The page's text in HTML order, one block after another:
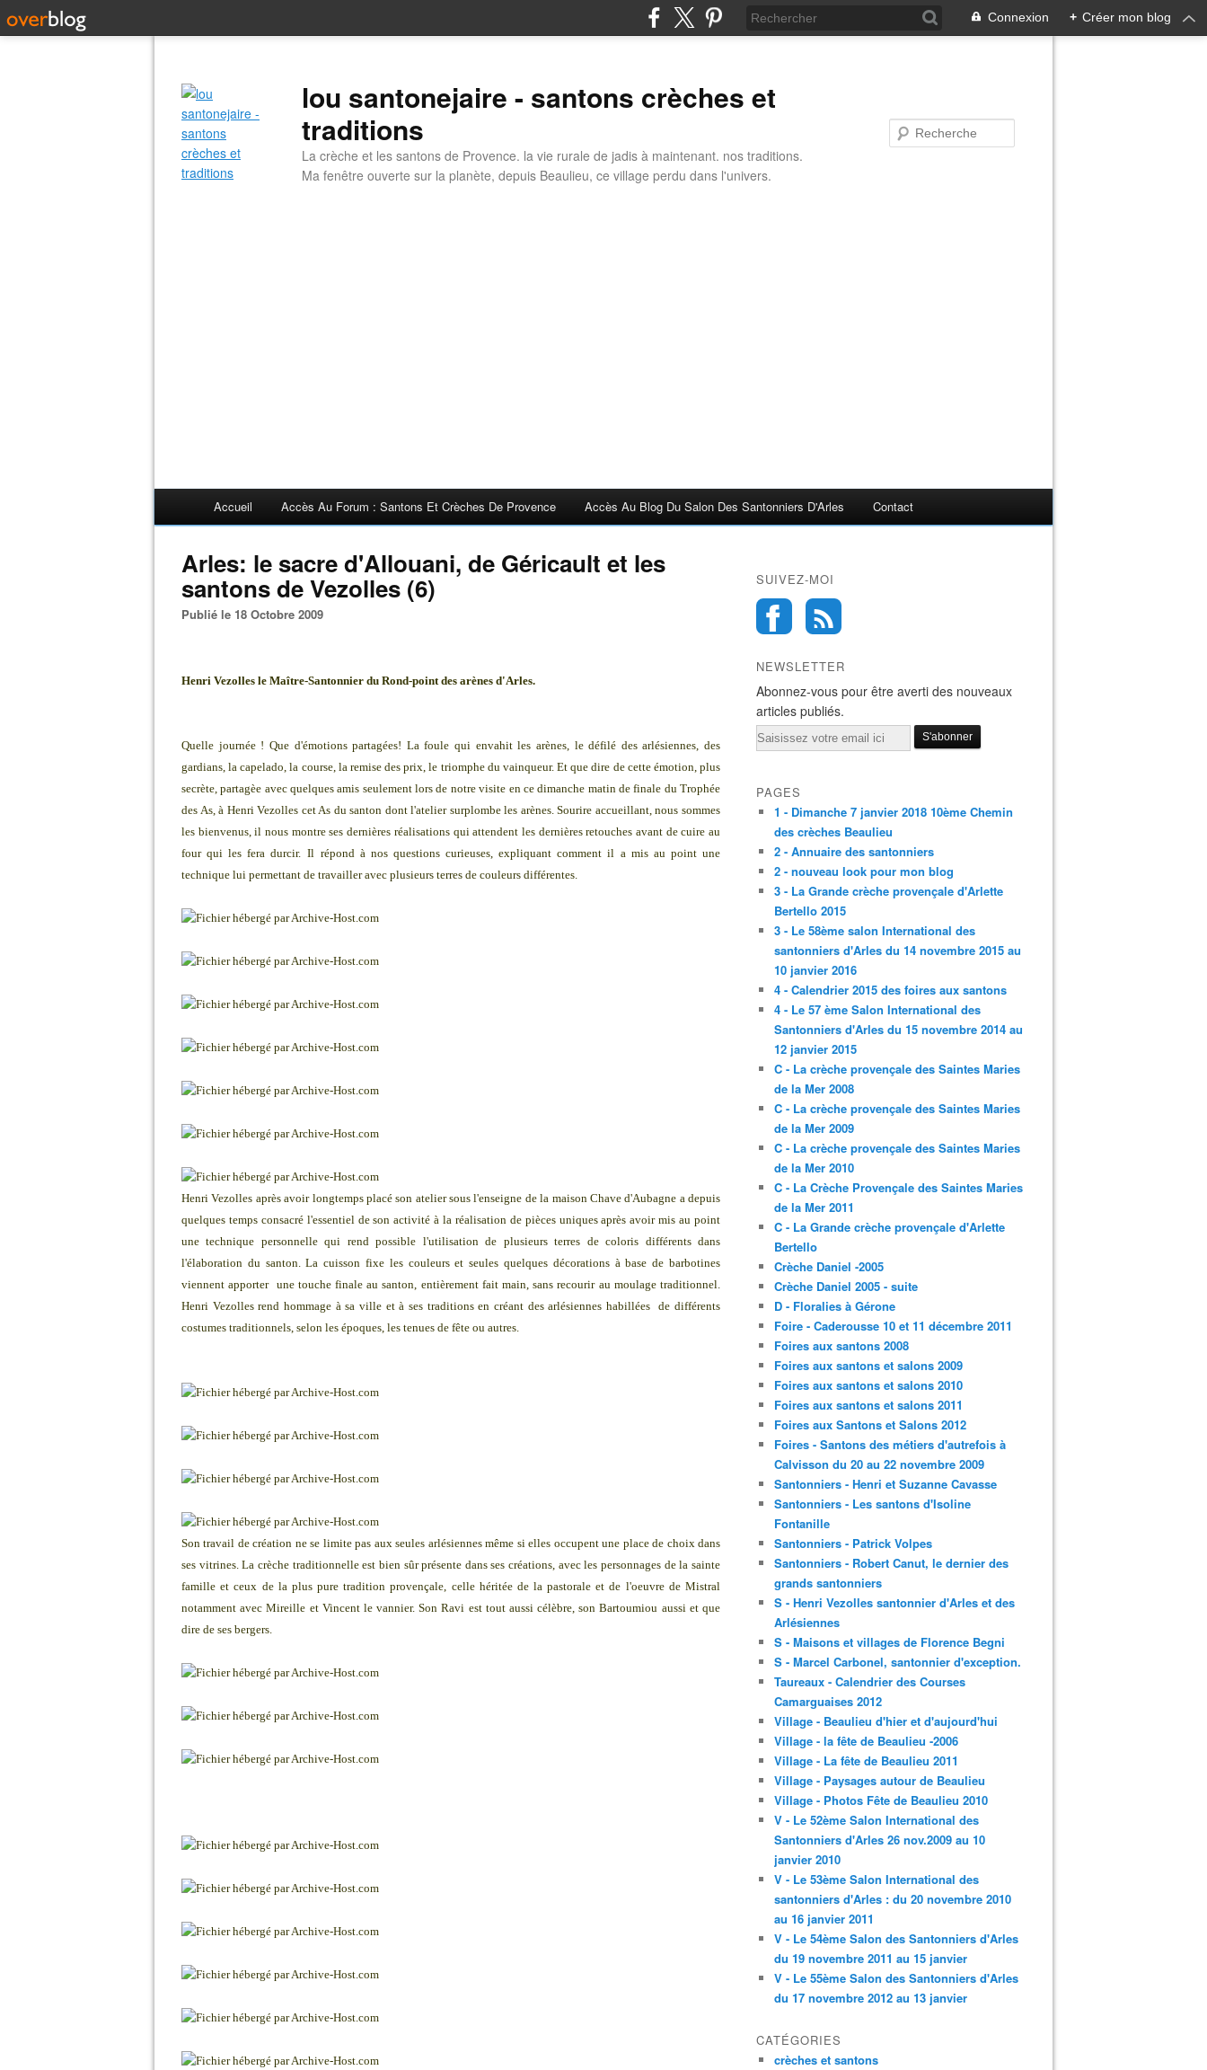
Connexion + Créer mon blog
lou santonejaire - santons crèches et
traditions
La crèche et les santons de Provence. la vie rurale de jadis à maintenant. nos traditions.
Ma fenêtre ouverte sur la planète, depuis Beaulieu, ce village perdu dans l'univers.
Accueil Accès Au Forum : Santons Et Crèches De Provence Accès Au Blog Du Salon Des Santonniers D'Arles Contact
Arles: le sacre d'Allouani, de Géricault et les
santons de Vezolles (6)
Publié le 18 Octobre 2009
Henri Vezolles le Maître-Santonnier du Rond-point des arènes d'Arles.
Quelle journée ! Que d'émotions partagées! La foule qui envahit les arènes, le défilé des arlésiennes, des
gardians, la capelado, la course, la remise des prix, le triomphe du vainqueur. Et que dire de cette émotion, plus
secrète, partagèe avec quelques amis seulement lors de notre visite en ce dimanche matin de finale du Trophée
des As, à Henri Vezolles cet As du santon dont l'atelier surplombe les arènes. Sourire accueillant, nous sommes
les bienvenus, il nous montre ses dernières réalisations qui attendent les dernières retouches avant de cuire au
four qui les fera durcir. Il répond à nos questions curieuses, expliquant comment il a mis au point une
technique lui permettant de travailler avec plusieurs terres de couleurs différentes.
Henri Vezolles après avoir longtemps placé son atelier sous l'enseigne de la maison Chave d'Aubagne a depuis
quelques temps consacré l'essentiel de son activité à la réalisation de pièces uniques après avoir mis au point
une technique personnelle qui rend possible l'utilisation de plusieurs terres de coloris différents dans
l'élaboration du santon. La cuisson fixe les couleurs et seules quelques décorations à base de barbotines
viennent apporter une touche finale au santon, entièrement fait main, sans recourir au moulage traditionnel.
Henri Vezolles rend hommage à sa ville et à ses traditions en créant des arlésiennes habillées de différents
costumes traditionnels, selon les époques, les tenues de fête ou autres.
Son travail de création ne se limite pas aux seules arlésiennes même si elles occupent une place de choix dans
ses vitrines. La crèche traditionnelle est bien sûr présente dans ses créations, avec les personnages de la sainte
famille et ceux de la plus pure tradition provençale, celle héritée de la pastorale et de l'oeuvre de Mistral
notamment avec Mireille et Vincent le vannier. Son Ravi est tout aussi célèbre, son Bartoumiou aussi et que
dire de ses bergers.
SUIVEZ-MOI
NEWSLETTER
Abonnez-vous pour être averti des nouveaux
articles publiés.
Email
PAGES
1 - Dimanche 7 janvier 2018 10ème Chemin
des crèches Beaulieu
2 - Annuaire des santonniers
2 - nouveau look pour mon blog
3 - La Grande crèche provençale d'Arlette
Bertello 2015
3 - Le 58ème salon International des
santonniers d'Arles du 14 novembre 2015 au
10 janvier 2016
4 - Calendrier 2015 des foires aux santons
4 - Le 57 ème Salon International des
Santonniers d'Arles du 15 novembre 2014 au
12 janvier 2015
C - La crèche provençale des Saintes Maries
de la Mer 2008
C - La crèche provençale des Saintes Maries
de la Mer 2009
C - La crèche provençale des Saintes Maries
de la Mer 2010
C - La Crèche Provençale des Saintes Maries
de la Mer 2011
C - La Grande crèche provençale d'Arlette
Bertello
Crèche Daniel -2005
Crèche Daniel 2005 - suite
D - Floralies à Gérone
Foire - Caderousse 10 et 11 décembre 2011
Foires aux santons 2008
Foires aux santons et salons 2009
Foires aux santons et salons 2010
Foires aux santons et salons 2011
Foires aux Santons et Salons 2012
Foires - Santons des métiers d'autrefois à
Calvisson du 20 au 22 novembre 2009
Santonniers - Henri et Suzanne Cavasse
Santonniers - Les santons d'Isoline
Fontanille
Santonniers - Patrick Volpes
Santonniers - Robert Canut, le dernier des
grands santonniers
S - Henri Vezolles santonnier d'Arles et des
Arlésiennes
S - Maisons et villages de Florence Begni
S - Marcel Carbonel, santonnier d'exception.
Taureaux - Calendrier des Courses
Camarguaises 2012
Village - Beaulieu d'hier et d'aujourd'hui
Village - la fête de Beaulieu -2006
Village - La fête de Beaulieu 2011
Village - Paysages autour de Beaulieu
Village - Photos Fête de Beaulieu 2010
V - Le 52ème Salon International des
Santonniers d'Arles 26 nov.2009 au 10
janvier 2010
V - Le 53ème Salon International des
santonniers d'Arles : du 20 novembre 2010
au 16 janvier 2011
V - Le 54ème Salon des Santonniers d'Arles
du 19 novembre 2011 au 15 janvier
V - Le 55ème Salon des Santonniers d'Arles
du 17 novembre 2012 au 13 janvier
CATÉGORIES
crèches et santons